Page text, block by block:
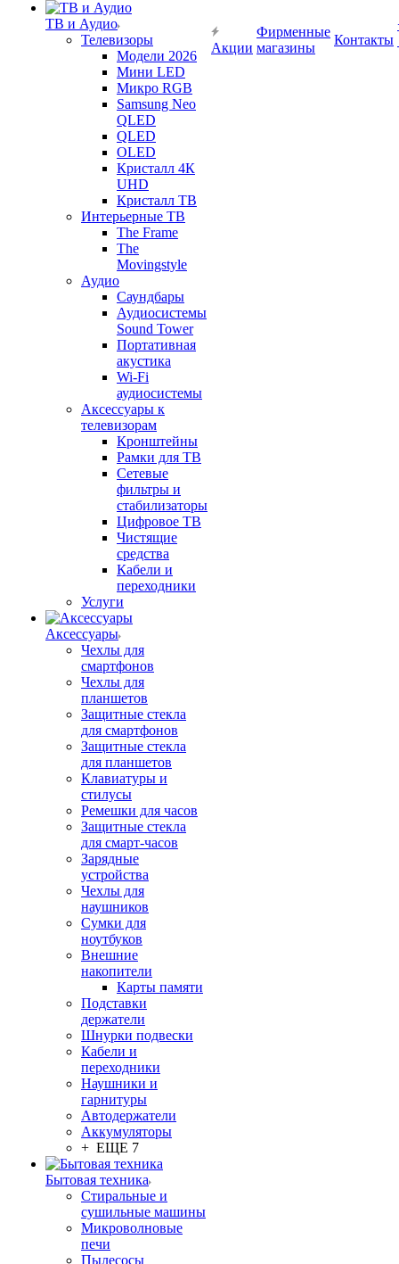
ТВ и Аудио
Телевизоры
Модели 2026
Мини LED
Микро RGB
Samsung Neo
QLED
QLED
OLED
Кристалл 4К
UHD
Кристалл ТВ
Интерьерные ТВ
The Frame
The
Movingstyle
Аудио
Саундбары
Аудиосистемы
Sound Tower
Портативная
акустика
Wi-Fi
аудиосистемы
Аксессуары к
телевизорам
Кронштейны
Рамки для ТВ
Сетевые
фильтры и
стабилизаторы
Цифровое ТВ
Чистящие
средства
Кабели и
переходники
Услуги
Аксессуары
Чехлы для
смартфонов
Чехлы для
планшетов
Защитные стекла
для смартфонов
Защитные стекла
для планшетов
Клавиатуры и
стилусы
Ремешки для часов
Защитные стекла
для смарт-часов
Зарядные
устройства
Чехлы для
наушников
Сумки для
ноутбуков
Внешние
накопители
Карты памяти
Подставки
держатели
Шнурки подвески
Кабели и
переходники
Наушники и
гарнитуры
Автодержатели
Аккумуляторы
+ ЕЩЕ 7
Бытовая техника
Стиральные и
сушильные машины
Микроволновые
печи
Пылесосы
Акции
Фирменные
магазины
Контакты